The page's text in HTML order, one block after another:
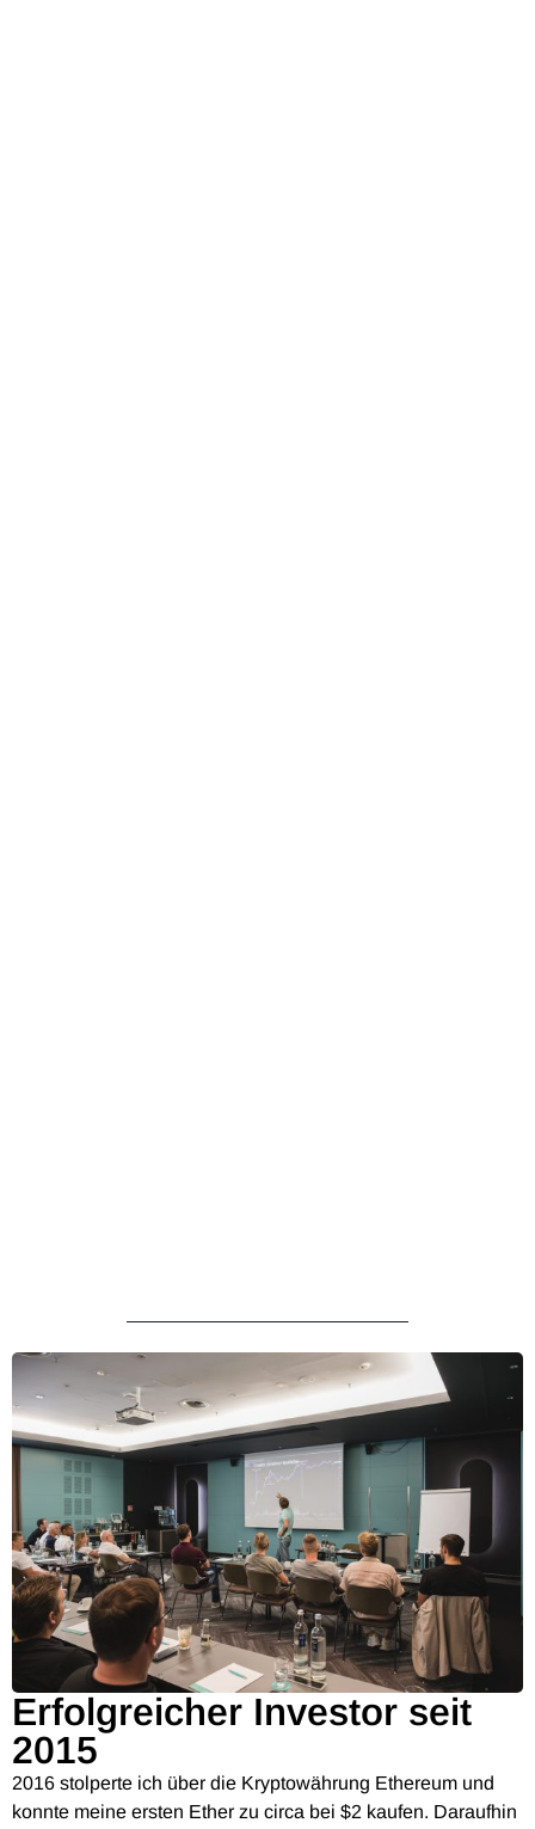
Erfolgreicher Investor seit
2015
2016 stolperte ich über die Kryptowährung Ethereum und
konnte meine ersten Ether zu circa bei $2 kaufen. Daraufhin